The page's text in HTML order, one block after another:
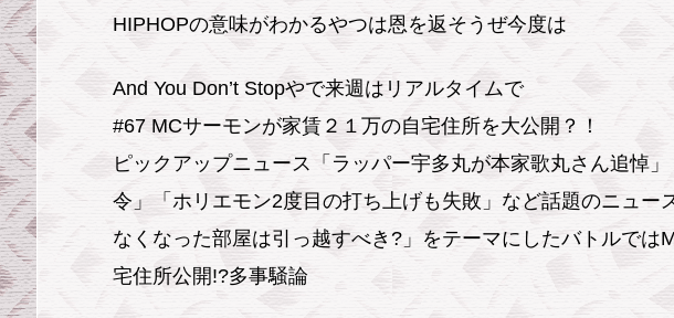
HIPHOPの意味がわかるやつは恩を返そうぜ今度は
And You Don’t Stopやで来週はリアルタイムで
#67 MCサーモンが家賃２１万の自宅住所を大公開？！
ピックアップニュース「ラッパー宇多丸が本家歌丸さん追悼
令」「ホリエモン2度目の打ち上げも失敗」など話題のニュー
なくなった部屋は引っ越すべき?」をテーマにしたバトルでは
宅住所公開!?多事騒論